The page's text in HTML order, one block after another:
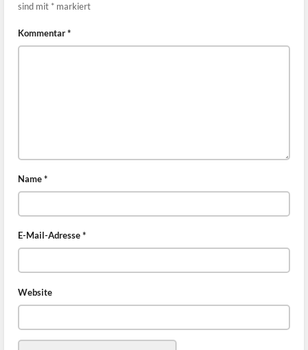
sind mit * markiert
Kommentar*
Name*
E-Mail-Adresse*
Website